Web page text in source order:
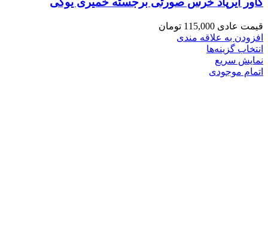
قیمت عادی 115,000 تومان
افزودن به علاقه مندی
انتخاب گزینه‌ها
نمایش سریع
اتمام موجودی